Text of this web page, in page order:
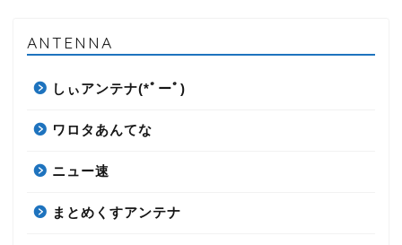
ANTENNA
しぃアンテナ(*ﾟーﾟ)
ワロタあんてな
ニュー速
まとめくすアンテナ